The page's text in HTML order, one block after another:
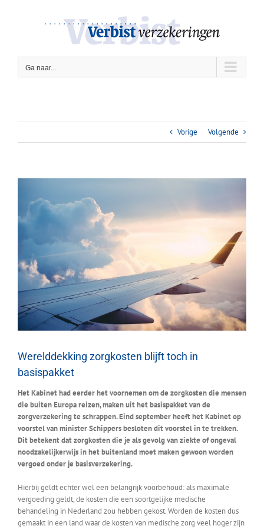
Ga naar...
Vorige Volgende
afbeelding
Werelddekking zorgkosten blijft toch in
basispakket
Het Kabinet had eerder het voornemen om de zorgkosten die mensen
die buiten Europa reizen, maken uit het basispakket van de
zorgverzekering te schrappen. Eind september heeft het Kabinet op
voorstel van minister Schippers besloten dit voorstel in te trekken.
Dit betekent dat zorgkosten die je als gevolg van ziekte of ongeval
noodzakelijkerwijs in het buitenland moet maken gewoon worden
vergoed onder je basisverzekering.
Hierbij geldt echter wel een belangrijk voorbehoud: als maximale
vergoeding geldt, de kosten die een soortgelijke medische
behandeling in Nederland zou hebben gekost. Worden de kosten dus
gemaakt in een land waar de kosten van medische zorg veel hoger zijn